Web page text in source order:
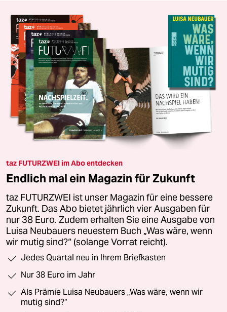
taz FUTURZWEI im Abo entdecken
Endlich mal ein Magazin für Zukunft
taz FUTURZWEI ist unser Magazin für eine bessere
Zukunft. Das Abo bietet jährlich vier Ausgaben für
nur 38 Euro. Zudem erhalten Sie eine Ausgabe von
Luisa Neubauers neuestem Buch „Was wäre, wenn
wir mutig sind?“ (solange Vorrat reicht).
Jedes Quartal neu in Ihrem Briefkasten
Nur 38 Euro im Jahr
Als Prämie Luisa Neubauers „Was wäre, wenn wir
mutig sind?“